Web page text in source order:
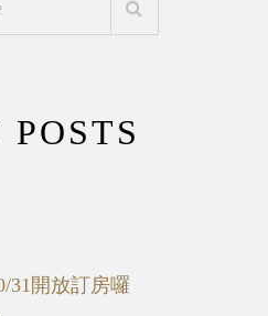
31開放訂房囉